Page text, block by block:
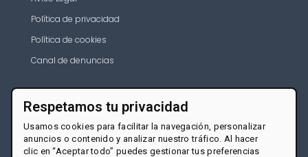
Política de privacidad
Política de cookies
Canal de denuncias
Respetamos tu privacidad
Usamos cookies para facilitar la navegación, personalizar
anuncios o contenido y analizar nuestro tráfico. Al hacer
clic en “Aceptar todo” puedes gestionar tus preferencias